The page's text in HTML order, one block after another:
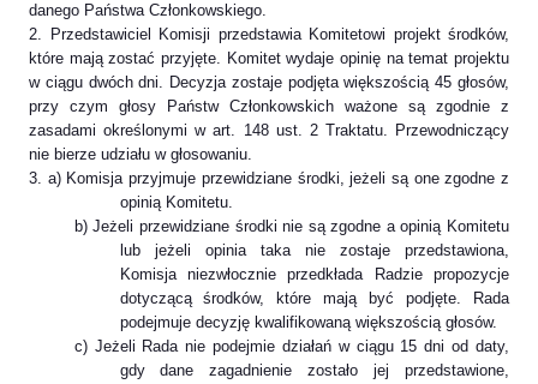
danego Państwa Członkowskiego.
2. Przedstawiciel Komisji przedstawia Komitetowi projekt środków,
które mają zostać przyjęte. Komitet wydaje opinię na temat projektu
w ciągu dwóch dni. Decyzja zostaje podjęta większością 45 głosów,
przy czym głosy Państw Członkowskich ważone są zgodnie z
zasadami określonymi w art. 148 ust. 2 Traktatu. Przewodniczący
nie bierze udziału w głosowaniu.
3. a) Komisja przyjmuje przewidziane środki, jeżeli są one zgodne z
opinią Komitetu.
b) Jeżeli przewidziane środki nie są zgodne a opinią Komitetu
lub jeżeli opinia taka nie zostaje przedstawiona,
Komisja niezwłocznie przedkłada Radzie propozycje
dotyczącą środków, które mają być podjęte. Rada
podejmuje decyzję kwalifikowaną większością głosów.
c) Jeżeli Rada nie podejmie działań w ciągu 15 dni od daty,
gdy dane zagadnienie zostało jej przedstawione,